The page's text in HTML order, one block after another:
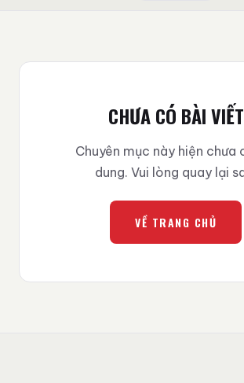
CHƯA CÓ BÀI VIẾT
Chuyên mục này hiện chưa
dung. Vui lòng quay lại
VỀ TRANG CHỦ